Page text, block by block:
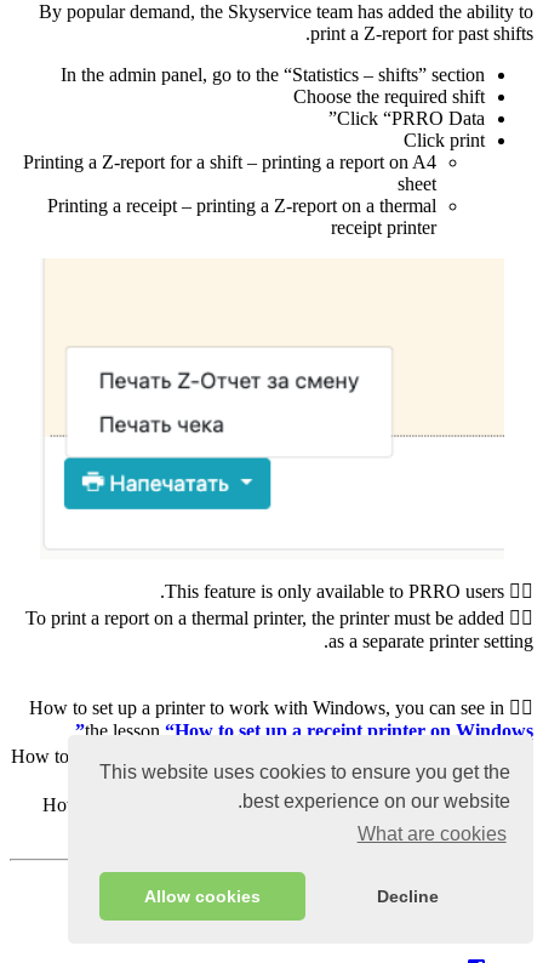
This website uses cookies to ensure you get the
best experience on our website.
What are cookies
Decline
Allow cookies
By popular demand, the Skyservice team has added the ability to
print a Z-report for past shifts.
In the admin panel, go to the “Statistics – shifts” section
Choose the required shift
Click “PRRO Data”
Click print
Printing a Z-report for a shift – printing a report on A4
sheet
Printing a receipt – printing a Z-report on a thermal
receipt printer
☝🏼 This feature is only available to PRRO users.
☝🏼 To print a report on a thermal printer, the printer must be added
as a separate printer setting.
☝🏼 How to set up a printer to work with Windows, you can see in
the lesson “How to set up a receipt printer on Windows”
☝🏼 How to set up a printer to work with Android, you can see in the
lesson“Connect Printer to Android”
☝🏼 How to set up a printer to work with IOS, you can see in the
“Connect Printer to IOS”
Published: